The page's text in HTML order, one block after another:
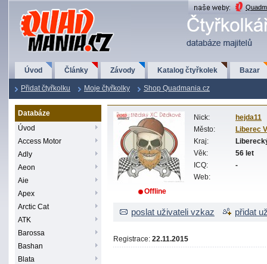
QuadMania.cz
Úvod Články Závody Katalog čtyřkolek Bazar
Přidat čtyřkolku Moje čtyřkolky Shop Quadmania.cz
Databáze
Úvod
Access Motor
Adly
Aeon
Aie
Apex
Arctic Cat
ATK
Barossa
Bashan
Blata
Offline
Nick:
hejda11
Město:
Liberec
Kraj:
Věk:
56 let
ICQ:
-
Web:
poslat uživateli vzkaz přidat
Registrace: 22.11.2015